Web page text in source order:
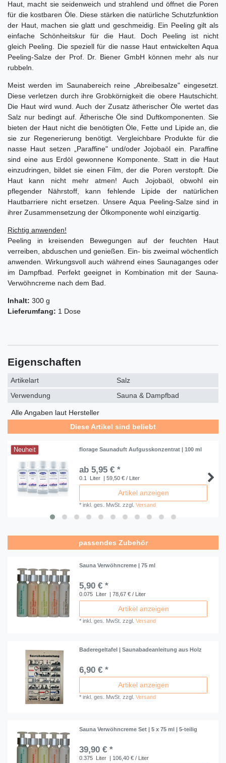
Haut, macht sie seidenweich und strahlend und öffnet die Poren
für die kostbaren Öle. Diese stärken die natürliche Schutzfunktion
der Haut, machen sie glatt und geschmeidig. Ein Peeling gilt als
einfache Schönheitskur für die Haut. Doch Peeling ist nicht
gleich Peeling. Die speziell für die nasse Haut entwickelten Aqua
Peeling-Salze der Prof. Dr. Biener GmbH können mehr als nur
rubbeln.
Meist werden im Saunabereich reine „Abreibesalze" eingesetzt.
Diese verletzen durch ihre Grobkörnigkeit die obere Hautschicht.
Die Haut wird wund. Auch der Zusatz ätherischer Öle wertet das
Salz nur bedingt auf. Ätherische Öle sind Duftkomponenten. Sie
bieten der Haut nicht die benötigten Öle, Fette und Lipide an, die
sie zur Regenerierung benötigt. Vergleichbare Produkte für die
nasse Haut setzen „Paraffine" und/oder Jojobaöl ein. Paraffine
sind eine aus Erdöl gewonnene Komponente. Statt in die Haut
einzudringen, bildet sie einen Film, der die Poren verstopft. Die
Haut kann nicht mehr atmen! Auch Jojobaöl, obwohl ein
pflegender Nährstoff, kann fehlende Lipide der natürlichen
Hautbarriere nicht ersetzen. Unsere Aqua Peeling-Salze sind in
ihrer Zusammensetzung der Ölkomponente wohl einzigartig.
Richtig anwenden!
Peeling in kreisenden Bewegungen auf der feuchten Haut
verreiben, abduschen und genießen. Ein- bis zweimal wöchentlich
anwenden. Wirkungsvoll auch während eines Saunaganges oder
im Dampfbad. Perfekt geeignet in Kombination mit der Sauna-
Verwöhncreme nach dem Bad.
Inhalt: 300 g
Lieferumfang: 1 Dose
Eigenschaften
Artikelart
Salz
Verwendung
Sauna & Dampfbad
Alle Angaben laut Hersteller
Diese Artikel sind beliebt
Neuheit florage Saunaduft Aufgusskonzentrat | 100 ml
ab 5,95 € *
0.1 Liter | 59,50 € / Liter
Artikel anzeigen
*inkl. ges. MwSt. zzgl.Versand
passendes Zubehör
Sauna Verwöhncreme | 75 ml
5,90 € *
0.075 Liter | 78,67 € / Liter
Artikel anzeigen
*inkl. ges. MwSt. zzgl.Versand
Baderegeltafel | Saunabadeanleitung aus Holz
6,90 € *
Artikel anzeigen
*inkl. ges. MwSt. zzgl.Versand
Sauna Verwöhncreme Set | 5 x 75 ml | 5-teilig
39,90 € *
0.375 Liter | 106,40 € / Liter